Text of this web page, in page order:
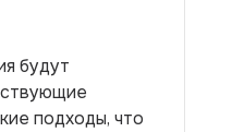
будут
подходы, что